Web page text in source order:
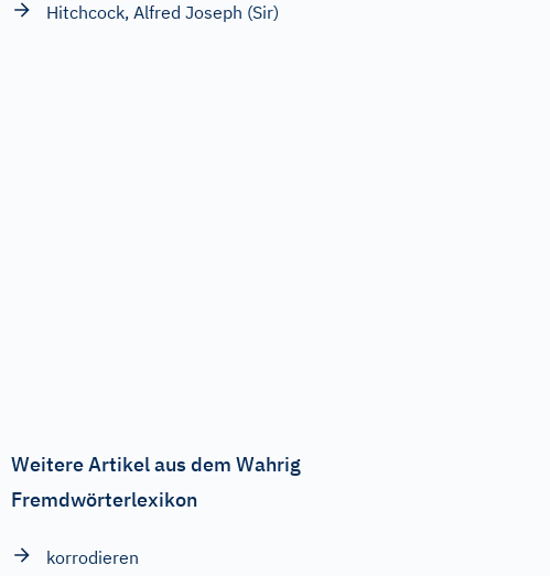
Hitchcock, Alfred Joseph (Sir)
Weitere Artikel aus dem Wahrig
Fremdwörterlexikon
korrodieren